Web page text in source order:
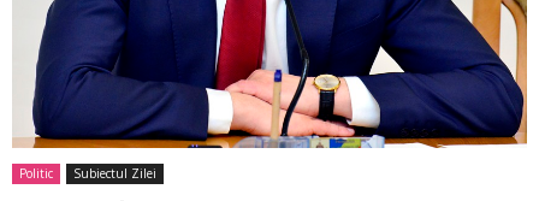
Politic Subiectul Zilei